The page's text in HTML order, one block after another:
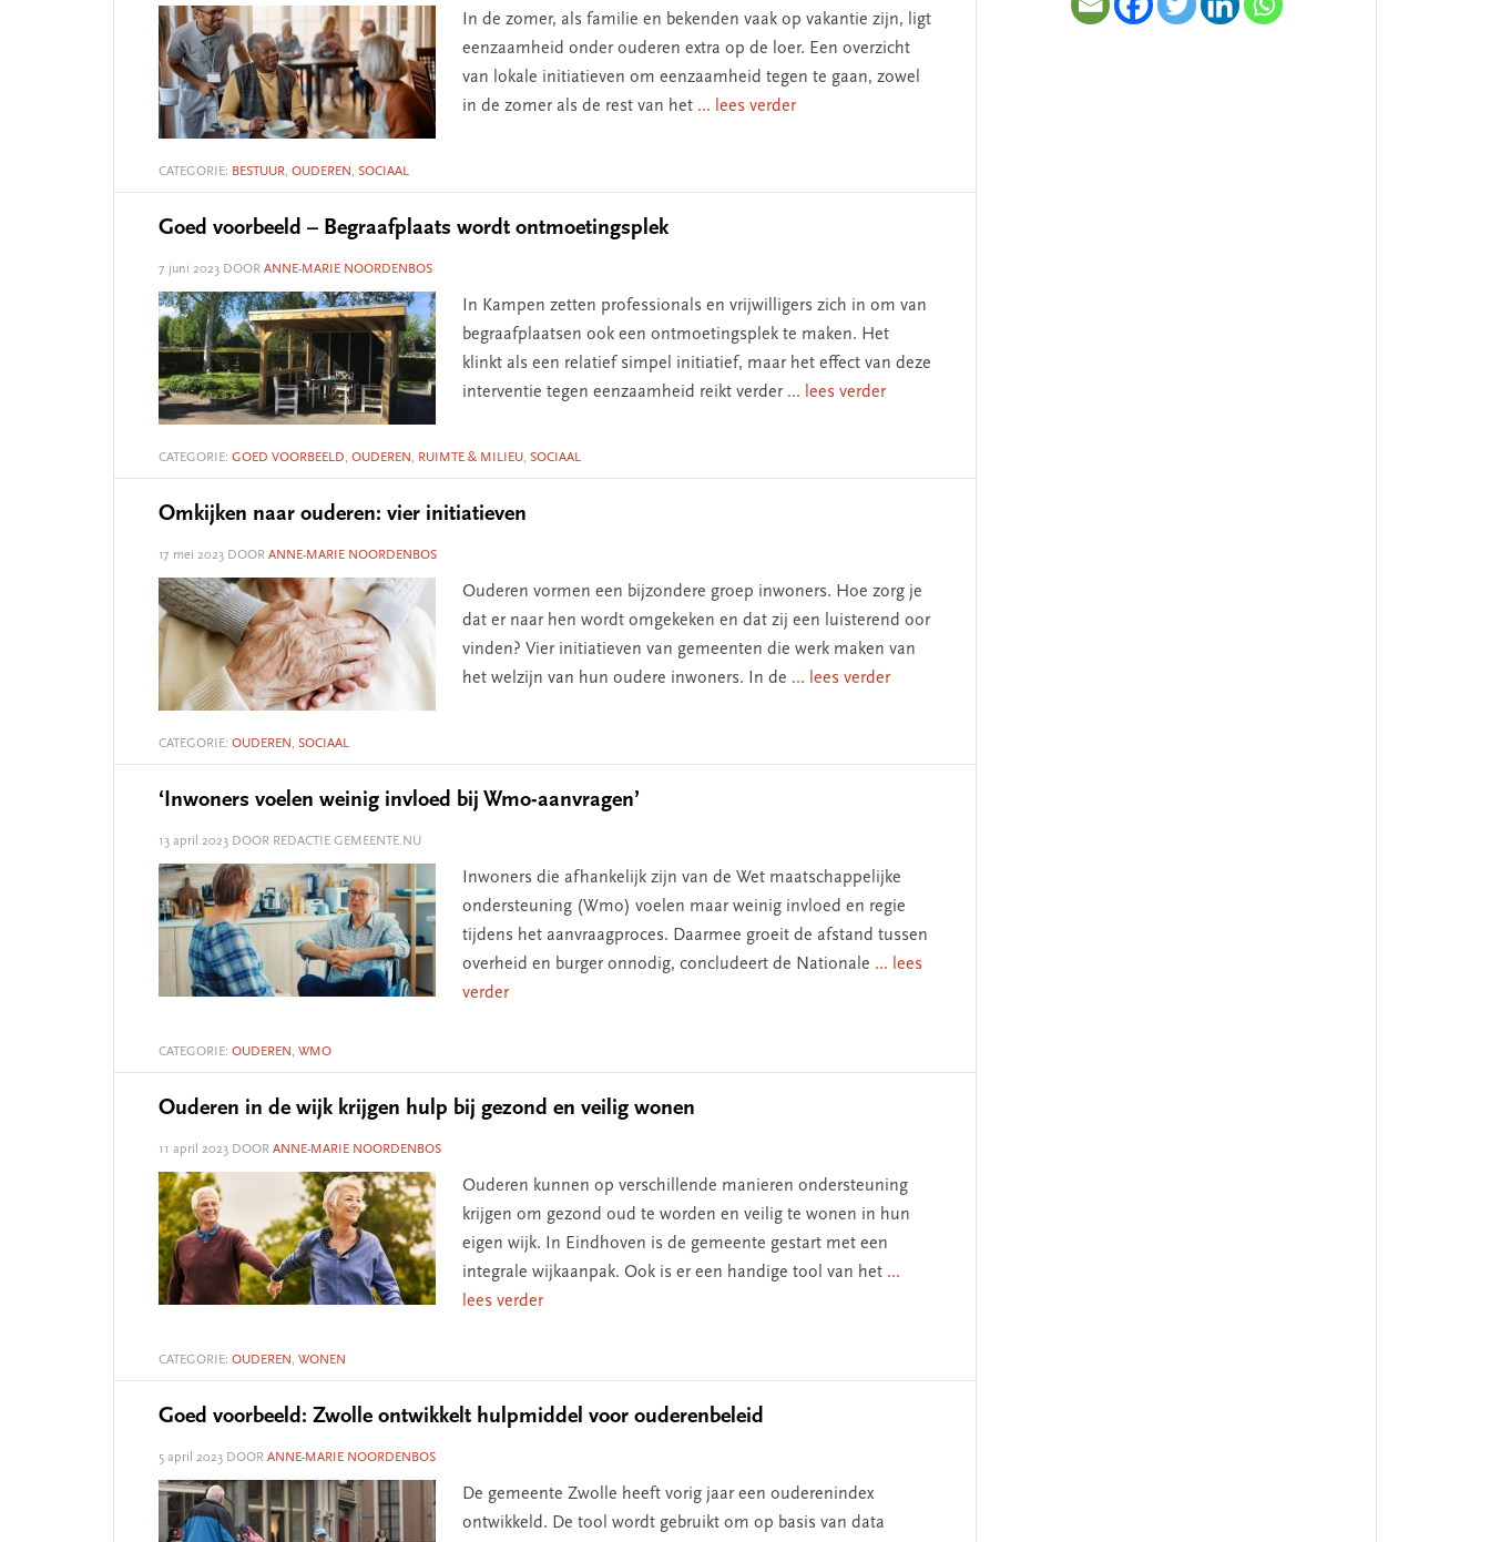
In de zomer, als familie en bekenden vaak op vakantie zijn, ligt
eenzaamheid onder ouderen extra op de loer. Een overzicht
van lokale initiatieven om eenzaamheid tegen te gaan, zowel
in de zomer als de rest van het ... lees verder
CATEGORIE: BESTUUR, OUDEREN , SOCIAAL
Goed voorbeeld – Begraafplaats wordt ontmoetingsplek
7 juni 2023 DOOR ANNE-MARIE NOORDENBOS
In Kampen zetten professionals en vrijwilligers zich in om van
begraafplaatsen ook een ontmoetingsplek te maken. Het
klinkt als een relatief simpel initiatief, maar het effect van deze
interventie tegen eenzaamheid reikt verder ... lees verder
CATEGORIE: GOED VOORBEELD, OUDEREN , RUIMTE & MILIEU, SOCIAAL
Omkijken naar ouderen: vier initiatieven
17 mei 2023 DOOR ANNE-MARIE NOORDENBOS
Ouderen vormen een bijzondere groep inwoners. Hoe zorg je
dat er naar hen wordt omgekeken en dat zij een luisterend oor
vinden? Vier initiatieven van gemeenten die werk maken van
het welzijn van hun oudere inwoners. In de ... lees verder
CATEGORIE: OUDEREN , SOCIAAL
‘Inwoners voelen weinig invloed bij Wmo-aanvragen’
13 april 2023 DOOR REDACTIE GEMEENTE.NU
Inwoners die afhankelijk zijn van de Wet maatschappelijke
ondersteuning (Wmo) voelen maar weinig invloed en regie
tijdens het aanvraagproces. Daarmee groeit de afstand tussen
overheid en burger onnodig, concludeert de Nationale ... lees
verder
CATEGORIE: OUDEREN , WMO
Ouderen in de wijk krijgen hulp bij gezond en veilig wonen
11 april 2023 DOOR ANNE-MARIE NOORDENBOS
Ouderen kunnen op verschillende manieren ondersteuning
krijgen om gezond oud te worden en veilig te wonen in hun
eigen wijk. In Eindhoven is de gemeente gestart met een
integrale wijkaanpak. Ook is er een handige tool van het ...
lees verder
CATEGORIE: OUDEREN , WONEN
Goed voorbeeld: Zwolle ontwikkelt hulpmiddel voor ouderenbeleid
5 april 2023 DOOR ANNE-MARIE NOORDENBOS
De gemeente Zwolle heeft vorig jaar een ouderenindex
ontwikkeld. De tool wordt gebruikt om op basis van data